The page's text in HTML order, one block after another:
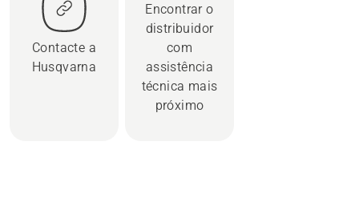
Contacte a
Husqvarna
Encontrar o
distribuidor
com
assistência
técnica mais
próximo